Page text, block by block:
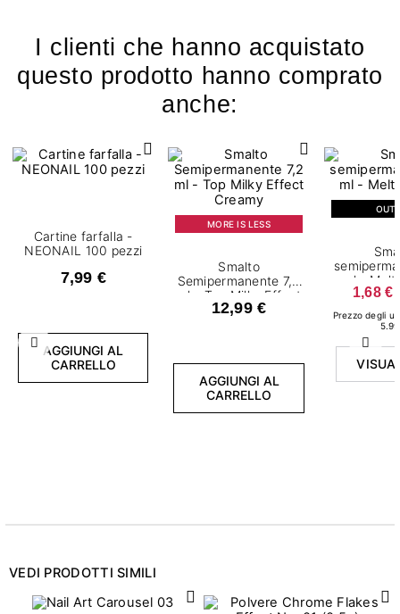
I clienti che hanno acquistato
questo prodotto hanno comprato
anche:
Precedente
Cartine farfalla -
NEONAIL 100 pezzi
7,99 €
AGGIUNGI AL
CARRELLO
MORE IS LESS
Smalto
Semipermanente 7,2
ml - Top Milky Effect
Creamy
12,99 €
AGGIUNGI AL
CARRELLO
ml -
1,68 €
Prezzo degli
VEDI PRODOTTI SIMILI